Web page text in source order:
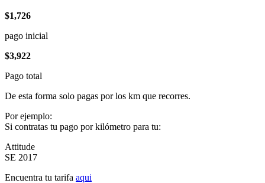
$1,726
pago inicial
$3,922
Pago total
De esta forma solo pagas por los km que recorres.
Por ejemplo:
Si contratas tu pago por kilómetro para tu:
Attitude
SE 2017
Encuentra tu tarifa aqui